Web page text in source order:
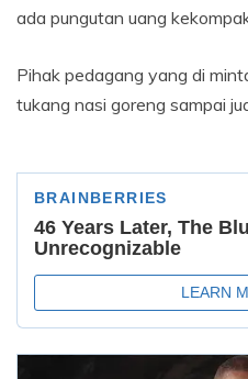
ada pungutan uang
Pihak pedagang yang di
tukang nasi goreng sampai